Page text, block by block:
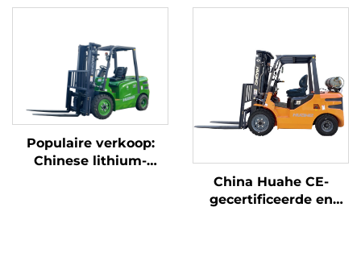
Japanse ISUZU-motor
met lithiumbatterij,
Populaire verkoop:
Chinese lithium-
China Huahe CE-
gecertificeerde en